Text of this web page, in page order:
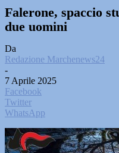
Falerone, spaccio
due uomini
Da
Redazione Marchenews24
-
7 Aprile 2025
Facebook
Twitter
WhatsApp